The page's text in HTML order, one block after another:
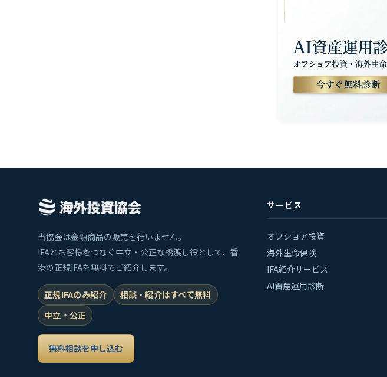
当協会は金融商品の販売を行いません。
IFAとお客様をつなぐ中立・公正な橋渡し役として、香
港の正規IFAを無料でご紹介します。
正規IFAのみ紹介
相談・紹介はすべて無料
中立・公正
無料相談を申し込む
サービス
オフショア投資
海外生命保険
IFA紹介サービス
AI資産運用診断